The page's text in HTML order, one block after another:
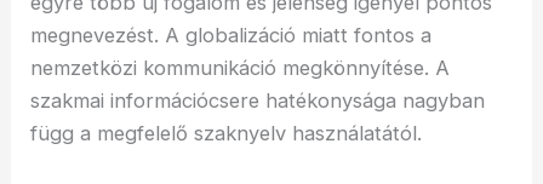
megnevezést. A globalizáció miatt fontos a
nemzetközi kommunikáció megkönnyítése. A
szakmai információcsere hatékonysága nagyban
függ a megfelelő szaknyelv használatától.